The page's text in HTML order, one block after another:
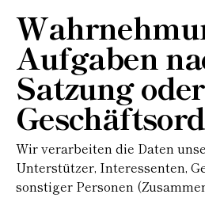
Aufgaben
Satzung oder
Wir verarbeiten die Daten
Unterstützer, Interessenten,
sonstiger Personen